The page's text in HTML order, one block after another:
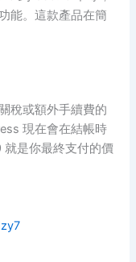
能。這款產品在簡
稅或額外手續費的
現在會在結帳時
就是你最終支付的價